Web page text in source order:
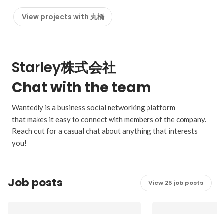
View projects with 丸橋
Starley株式会社
Chat with the team
Wantedly is a business social networking platform
that makes it easy to connect with members of the company.
Reach out for a casual chat about anything that interests
you!
Job posts View 25 job posts